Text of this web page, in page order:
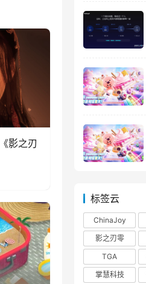
影之刃
标签云
ChinaJoy
影之刃零
TGA
掌慧科技